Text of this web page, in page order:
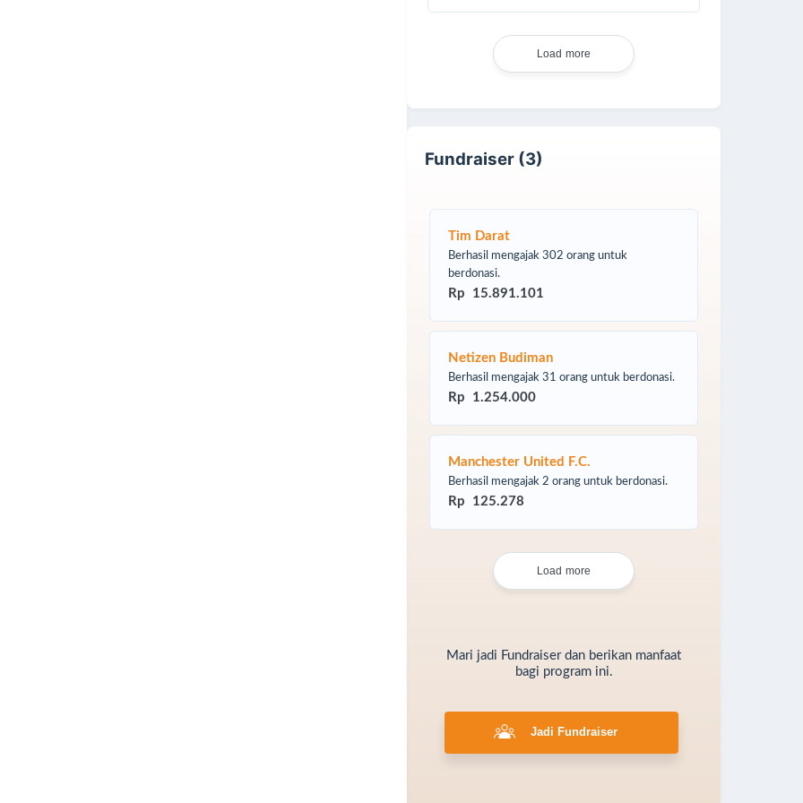
Load more
Fundraiser (3)
Tim Darat
Berhasil mengajak 302 orang untuk
berdonasi.
Rp 15.891.101
Netizen Budiman
Berhasil mengajak 31 orang untuk berdonasi.
Rp 1.254.000
Manchester United F.C.
Berhasil mengajak 2 orang untuk berdonasi.
Rp 125.278
Load more
Mari jadi Fundraiser dan berikan manfaat
bagi program ini.
Jadi Fundraiser